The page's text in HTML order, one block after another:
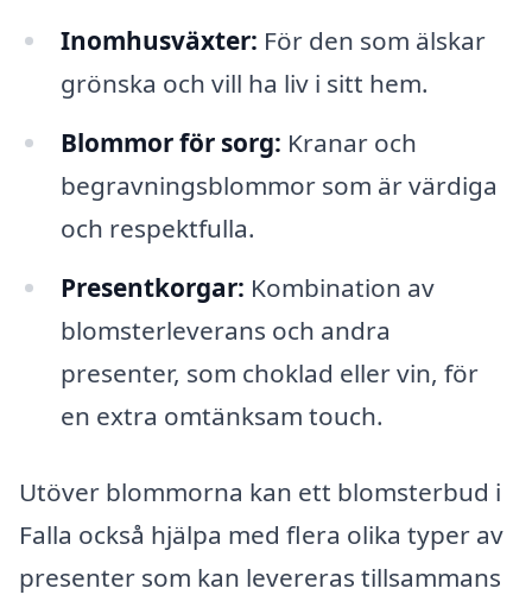
Inomhusväxter: För den som älskar
grönska och vill ha liv i sitt hem.
Blommor för sorg: Kranar och
begravningsblommor som är värdiga
och respektfulla.
Presentkorgar: Kombination av
blomsterleverans och andra
presenter, som choklad eller vin, för
en extra omtänksam touch.
Utöver blommorna kan ett blomsterbud i
Falla också hjälpa med flera olika typer av
presenter som kan levereras tillsammans